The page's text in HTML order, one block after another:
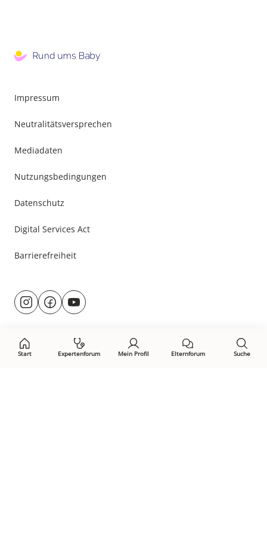
Start Expertenforum Mein Profil Elternforum Suche
Impressum
Neutralitätsversprechen
Mediadaten
Nutzungsbedingungen
Datenschutz
Digital Services Act
Barrierefreiheit
Besuche
uns@rund.ums.baby
facebook.com/rundumsbaby.de
youtube.com/@rundumsbaby_